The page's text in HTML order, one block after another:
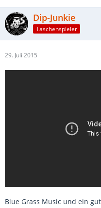
Dip-Junkie
Taschenspieler
29. Juli 2015
Blue Grass Music und ein